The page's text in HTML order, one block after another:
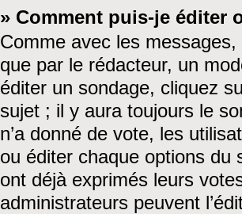
» Comment puis-je éditer
Comme avec les
que par le rédacteur, un
éditer un sondage, cliquez
sujet ; il y aura toujours le
n’a donné de vote, les
ou éditer chaque options du
ont déjà exprimés leurs
administrateurs peuvent